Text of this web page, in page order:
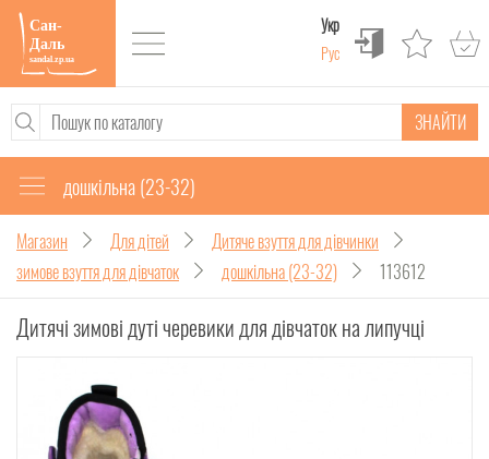
Укр
Рус
ЗНАЙТИ
дошкільна (23-32)
Магазин Для дітей
Дитяче взуття для дівчинки
зимове взуття для дівчаток
дошкільна (23-32) 113612
Дитячі зимові дуті черевики для дівчаток на липучці